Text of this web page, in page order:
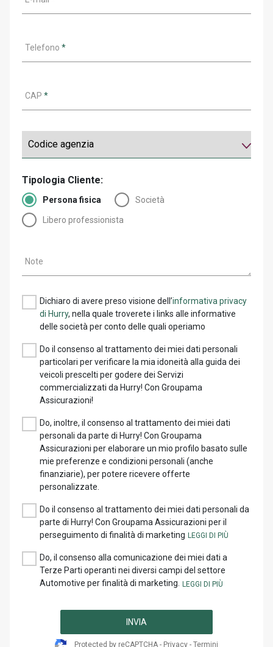
Telefono *
CAP *
Tipologia Cliente:
Persona fisica Società
Libero professionista
Note
Dichiaro di avere preso visione dell’informativa privacy
di Hurry, nella quale troverete i links alle informative
delle società per conto delle quali operiamo
Do il consenso al trattamento dei miei dati personali
particolari per verificare la mia idoneità alla guida dei
veicoli prescelti per godere dei Servizi
commercializzati da Hurry! Con Groupama
Assicurazioni!
Do, inoltre, il consenso al trattamento dei miei dati
personali da parte di Hurry! Con Groupama
Assicurazioni per elaborare un mio profilo basato sulle
mie preferenze e condizioni personali (anche
finanziarie), per potere ricevere offerte
personalizzate.
Do il consenso al trattamento dei miei dati personali da
parte di Hurry! Con Groupama Assicurazioni per il
perseguimento di finalità di marketing
Do, il consenso alla comunicazione dei miei dati a
Terze Parti operanti nei diversi campi del settore
Automotive per finalità di marketing.
INVIA
Protected by reCAPTCHA - Privacy - Termini